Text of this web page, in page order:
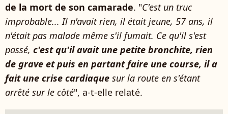
de la mort de son camarade. "C'est un truc
improbable... Il n'avait rien, il était jeune, 57 ans, il
n'était pas malade même s'il fumait. Ce qu'il s'est
passé, c'est qu'il avait une petite bronchite, rien
de grave et puis en partant faire une course, il a
fait une crise cardiaque sur la route en s'étant
arrêté sur le côté", a-t-elle relaté.